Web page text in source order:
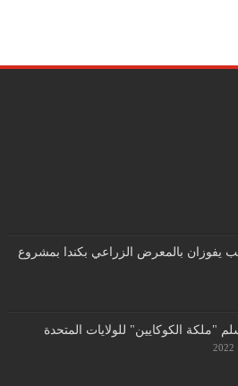
يفوزان بالمعرض الزراعي بكندا بمشروع
"ملكة الكوكايين" للولايات المتحدة